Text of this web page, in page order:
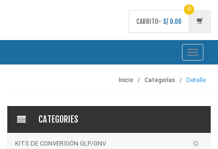
CARRITO- S/ 0.00
0
Toggle
Inicio Categorías Detalle
CATEGORIES
KITS DE CONVERSIÓN GLP/GNV